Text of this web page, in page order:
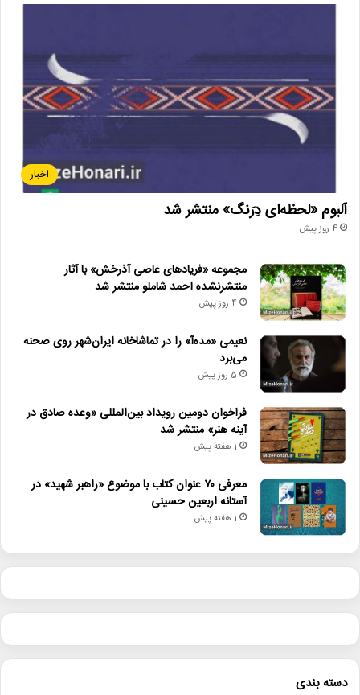
اخبار
آلبوم «لحظه‌ای دِرَنگ» منتشر شد
4 روز پیش
مجموعه «فریادهای عاصی آذرخش» با آثار
منتشرنشده احمد شاملو منتشر شد
4 روز پیش
نعیمی «مده‌آ» را در تماشاخانه ایران‌شهر روی صحنه
می‌برد
5 روز پیش
فراخوان دومین رویداد بین‌المللی «وعده صادق در
آینه هنر» منتشر شد
1 هفته پیش
معرفی ۷۰ عنوان کتاب با موضوع «راهبر شهید» در
آستانه اربعین حسینی
1 هفته پیش
دسته بندی